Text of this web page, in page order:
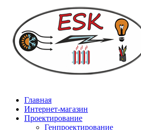
Главная
Интернет-магазин
Проектирование
Генпроектирование